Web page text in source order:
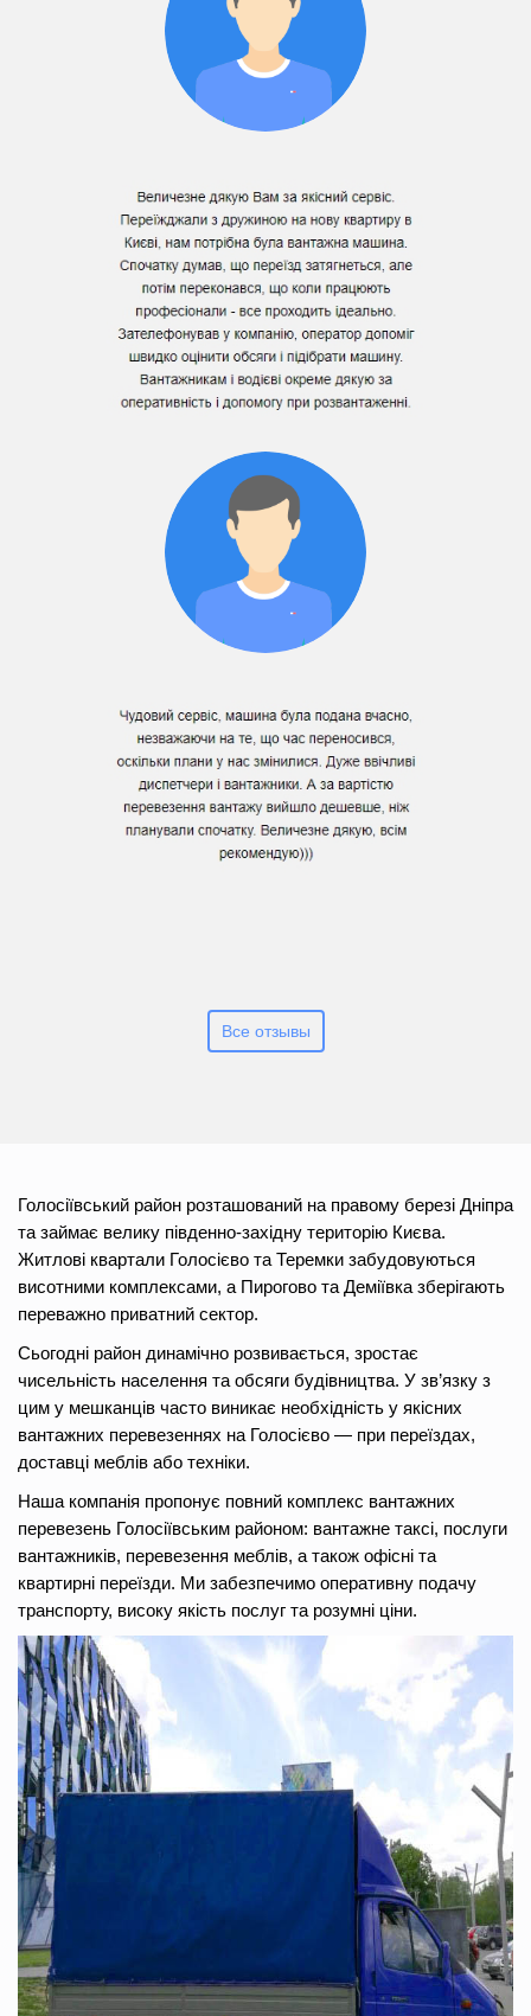
Все отзывы
Голосіївський район розташований на правому березі Дніпра
та займає велику південно-західну територію Києва.
Житлові квартали Голосієво та Теремки забудовуються
висотними комплексами, а Пирогово та Деміївка зберігають
переважно приватний сектор.
Сьогодні район динамічно розвивається, зростає
чисельність населення та обсяги будівництва. У зв’язку з
цим у мешканців часто виникає необхідність у якісних
вантажних перевезеннях на Голосієво — при переїздах,
доставці меблів або техніки.
Наша компанія пропонує повний комплекс вантажних
перевезень Голосіївським районом: вантажне таксі, послуги
вантажників, перевезення меблів, а також офісні та
квартирні переїзди. Ми забезпечимо оперативну подачу
транспорту, високу якість послуг та розумні ціни.